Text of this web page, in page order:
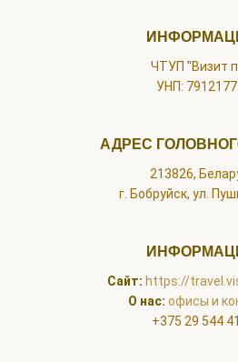
ЧТУП "Визит
УНП:
АДРЕС
213826,
г. Бобруйск, ул.
Сайт: https://
О нас: офисы и
+375 29 544